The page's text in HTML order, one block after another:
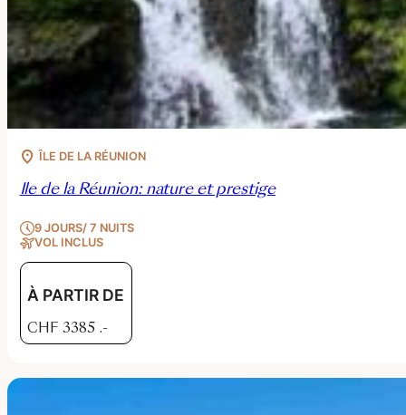
ÎLE DE LA RÉUNION
Ile de la Réunion: nature et prestige
9 JOURS/ 7 NUITS
VOL INCLUS
À PARTIR DE
CHF 3385 .-